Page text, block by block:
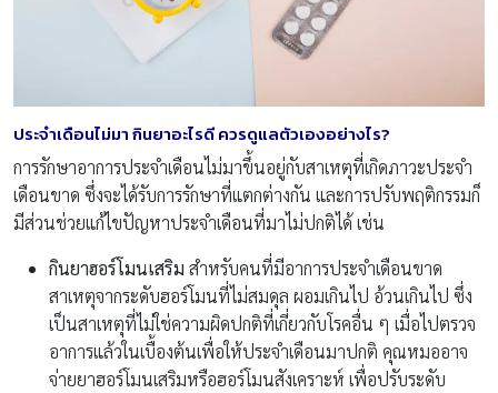
ประจำเดือนไม่มา กินยาอะไรดี ควรดูแลตัวเองอย่างไร?
การรักษาอาการประจำเดือนไม่มาขึ้นอยู่กับสาเหตุที่เกิดภาวะประจำ
เดือนขาด ซึ่งจะได้รับการรักษาที่แตกต่างกัน และการปรับพฤติกรรมก็
มีส่วนช่วยแก้ไขปัญหาประจำเดือนที่มาไม่ปกติได้ เช่น
กินยาฮอร์โมนเสริม สำหรับคนที่มีอาการประจำเดือนขาด
สาเหตุจากระดับฮอร์โมนที่ไม่สมดุล ผอมเกินไป อ้วนเกินไป ซึ่ง
เป็นสาเหตุที่ไม่ใช่ความผิดปกติที่เกี่ยวกับโรคอื่น ๆ เมื่อไปตรวจ
อาการแล้วในเบื้องต้นเพื่อให้ประจำเดือนมาปกติ คุณหมออาจ
จ่ายยาฮอร์โมนเสริมหรือฮอร์โมนสังเคราะห์ เพื่อปรับระดับ